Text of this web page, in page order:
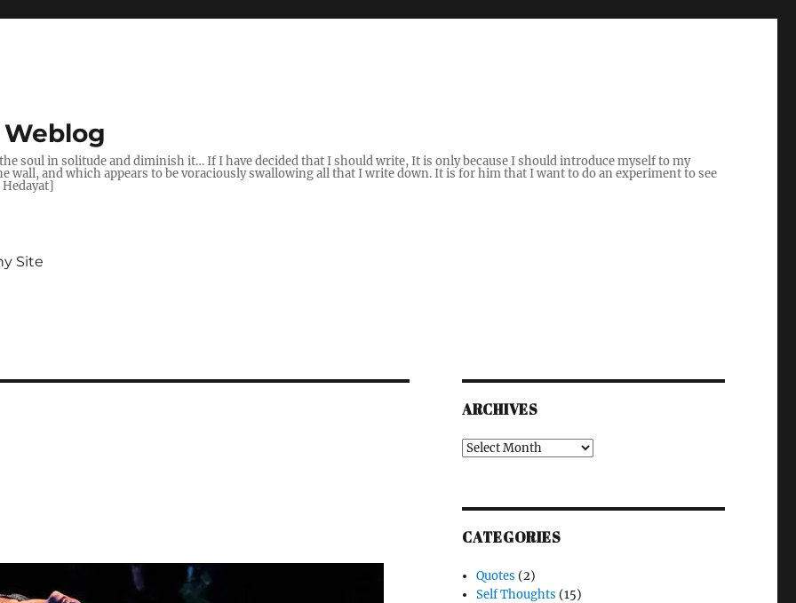
soul in solitude and diminish it… If I have decided that I should write, It is only because I should introduce myself to my
wall, and which appears to be voraciously swallowing all that I write down. It is for him that I want to do an experiment to see
Site
ARCHIVES
Archives
CATEGORIES
Quotes (2)
Self Thoughts (15)